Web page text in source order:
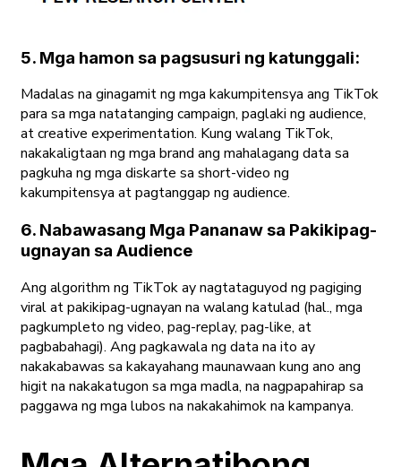
5. Mga hamon sa pagsusuri ng katunggali:
Madalas na ginagamit ng mga kakumpitensya ang TikTok
para sa mga natatanging campaign, paglaki ng audience,
at creative experimentation. Kung walang TikTok,
nakakaligtaan ng mga brand ang mahalagang data sa
pagkuha ng mga diskarte sa short-video ng
kakumpitensya at pagtanggap ng audience.
6. Nabawasang Mga Pananaw sa Pakikipag-
ugnayan sa Audience
Ang algorithm ng TikTok ay nagtataguyod ng pagiging
viral at pakikipag-ugnayan na walang katulad (hal., mga
pagkumpleto ng video, pag-replay, pag-like, at
pagbabahagi). Ang pagkawala ng data na ito ay
nakakabawas sa kakayahang maunawaan kung ano ang
higit na nakakatugon sa mga madla, na nagpapahirap sa
paggawa ng mga lubos na nakakahimok na kampanya.